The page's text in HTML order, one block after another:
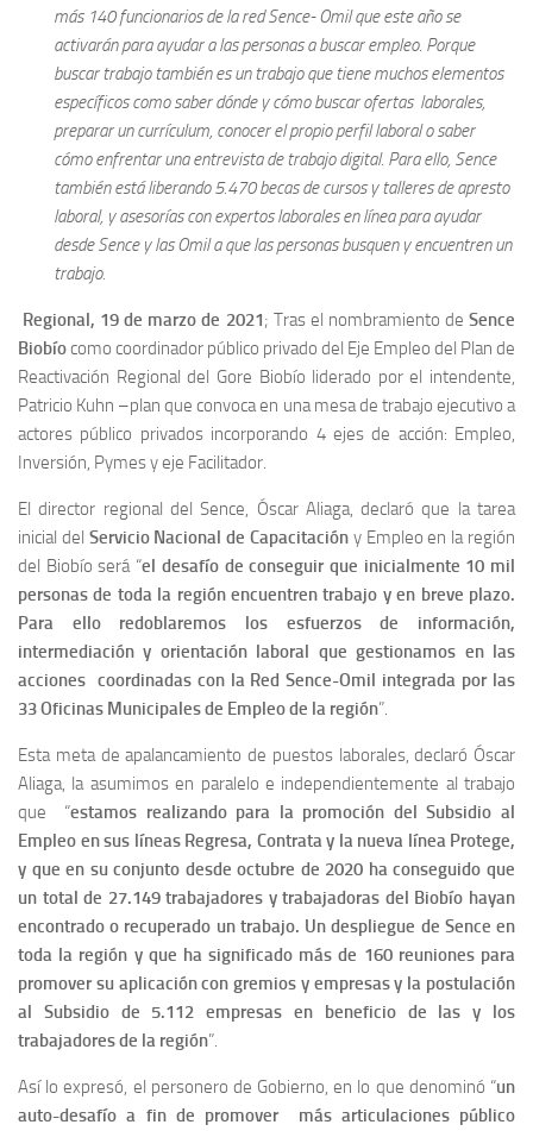
más 140 funcionarios de la red Sence- Omil que este año se
activarán para ayudar a las personas a buscar empleo. Porque
buscar trabajo también es un trabajo que tiene muchos elementos
específicos como saber dónde y cómo buscar ofertas laborales,
preparar un currículum, conocer el propio perfil laboral o saber
cómo enfrentar una entrevista de trabajo digital. Para ello, Sence
también está liberando 5.470 becas de cursos y talleres de apresto
laboral, y asesorías con expertos laborales en línea para ayudar
desde Sence y las Omil a que las personas busquen y encuentren un
trabajo.
Regional, 19 de marzo de 2021; Tras el nombramiento deSence
Biobíocomo coordinador público privado del Eje Empleo del Plan de
Reactivación Regional del Gore Biobío liderado por el intendente,
Patricio Kuhn –plan que convoca en una mesa de trabajo ejecutivo a
actores público privados incorporando 4 ejes de acción: Empleo,
Inversión, Pymes y eje Facilitador.
El director regional del Sence, Óscar Aliaga, declaró que la tarea
inicial del Servicio Nacional de Capacitación y Empleo en la región
del Biobío será “el desafío de conseguir que inicialmente 10 mil
personas de toda la región encuentren trabajo y en breve plazo.
Para ello redoblaremos los esfuerzos de información,
intermediación y orientación laboral que gestionamos en las
acciones coordinadas con la Red Sence-Omil integrada por las
33 Oficinas Municipales de Empleo de la región”.
Esta meta de apalancamiento de puestos laborales, declaró Óscar
Aliaga, la asumimos en paralelo e independientemente al trabajo
que “estamos realizando para la promoción del Subsidio al
Empleo en sus líneas Regresa, Contrata y la nueva línea Protege,
y que en su conjunto desde octubre de 2020 ha conseguido que
un total de 27.149 trabajadores y trabajadoras del Biobío hayan
encontrado o recuperado un trabajo. Un despliegue de Sence en
toda la región y que ha significado más de 160 reuniones para
promover su aplicación con gremios y empresas y la postulación
al Subsidio de 5.112 empresas en beneficio de las y los
trabajadores de la región”.
Así lo expresó, el personero de Gobierno, en lo que denominó “un
auto-desafío a fin de promover más articulaciones público